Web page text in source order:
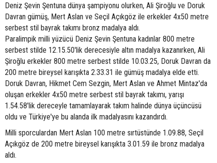
Deniz Şevin Şentuna dünya şampiyonu olurken, Ali Şiroğlu ve Doruk
Davran gümüş, Mert Aslan ve Seçil Açıkgöz ile erkekler 4x50 metre
serbest stil bayrak takımı bronz madalya aldı.
Paralimpik milli yüzücü Deniz Şevin Şentuna kadınlar 800 metre
serbest stilde 12.15.50'lik derecesiyle altın madalya kazanırken, Ali
Şiroğlu erkekler 800 metre serbest stilde 10.03.25, Doruk Davran da
200 metre bireysel karışıkta 2.33.31 ile gümüş madalya elde etti.
Doruk Davran, Hikmet Cem Sezgin, Mert Aslan ve Ahmet Mintaz'da
oluşan erkekler 4x50 metre serbest stil bayrak takımı, yarışı
1.54.58'lik dereceyle tamamlayarak takım halinde dünya üçüncüsü
oldu ve Türkiye'ye bu alanda ilk madalyasını kazandırdı.
Milli sporculardan Mert Aslan 100 metre sırtüstünde 1.09.88, Seçil
Açıkgöz de 200 metre bireysel karışıkta 3.01.59 ile bronz madalya
aldı.